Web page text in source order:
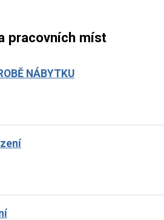
pracovních míst
NÁBYTKU